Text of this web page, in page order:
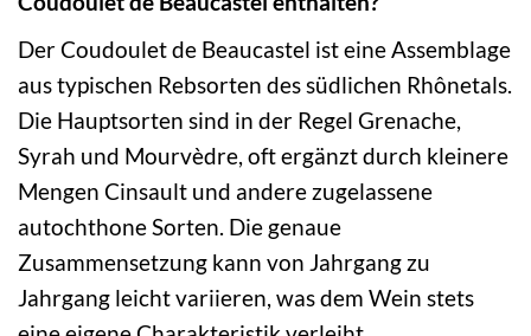
Der Coudoulet de Beaucastel ist eine Assemblage
aus typischen Rebsorten des südlichen Rhônetals.
Die Hauptsorten sind in der Regel Grenache,
Syrah und Mourvèdre, oft ergänzt durch kleinere
Mengen Cinsault und andere zugelassene
autochthone Sorten. Die genaue
Zusammensetzung kann von Jahrgang zu
Jahrgang leicht variieren, was dem Wein stets